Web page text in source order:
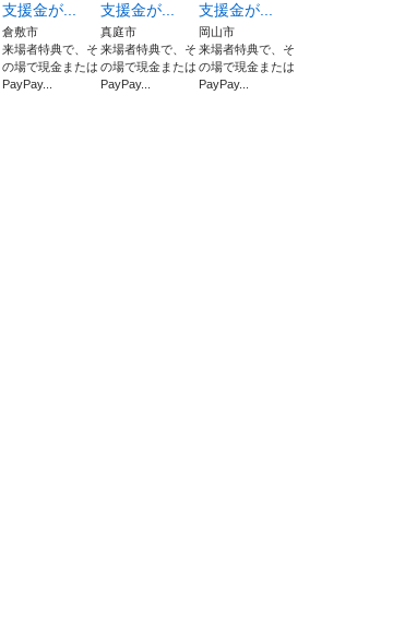
支援金が...
倉敷市
来場者特典で、そ
の場で現金または
PayPay...
支援金が...
真庭市
来場者特典で、そ
の場で現金または
PayPay...
支援金が...
岡山市
来場者特典で、そ
の場で現金または
PayPay...